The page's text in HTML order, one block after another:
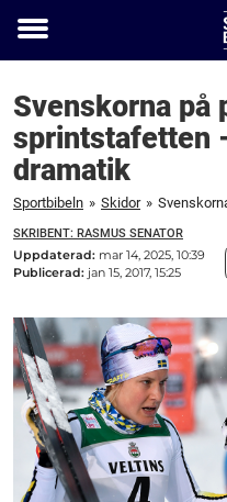
Toggle
Svenskorna på
sprintstafetten
dramatik
Sportbibeln » Skidor »
SKRIBENT: RASMUS SENATOR
Uppdaterad: mar 14, 2025, 10:39
Publicerad: jan 15, 2017, 15:25